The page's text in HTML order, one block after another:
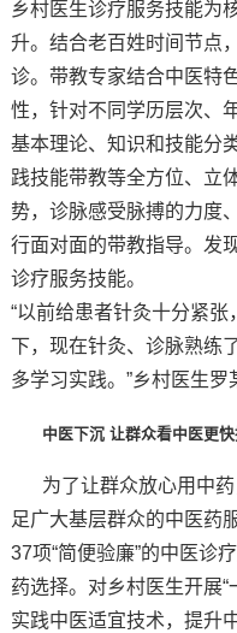
乡村医生诊疗服务技能为
升。结合老百姓时间节点
诊。带教专家结合中医特
性，针对不同学历层次、
基本理论、知识和技能分
践技能带教等全方位、立
势，诊脉感受脉搏的力度
行面对面的带教指导。发
诊疗服务技能。
“以前给患者针灸十分紧
下，现在针灸、诊脉熟练
多学习实践。”乡村医生罗
中医下沉 让群众看中医更快
为了让群众放心用中
足广大基层群众的中医药
37项“简便验廉”的中医诊
药选择。对乡村医生开展“
实践中医适宜技术，提升